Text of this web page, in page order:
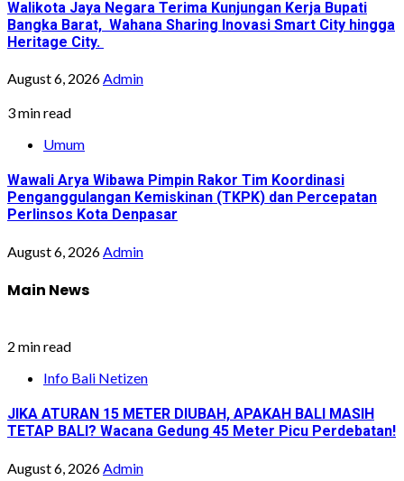
Walikota Jaya Negara Terima Kunjungan Kerja Bupati
Bangka Barat, Wahana Sharing Inovasi Smart City hingga
Heritage City.
August 6, 2026Admin
3 min read
Umum
Wawali Arya Wibawa Pimpin Rakor Tim Koordinasi
Penganggulangan Kemiskinan (TKPK) dan Percepatan
Perlinsos Kota Denpasar
August 6, 2026 Admin
Main News
2 min read
Info Bali Netizen
JIKA ATURAN 15 METER DIUBAH, APAKAH BALI MASIH
TETAP BALI? Wacana Gedung 45 Meter Picu Perdebatan!
August 6, 2026 Admin